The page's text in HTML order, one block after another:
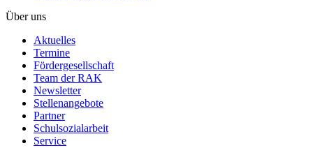
Über uns
Aktuelles
Termine
Fördergesellschaft
Team der RAK
Newsletter
Stellenangebote
Partner
Schulsozialarbeit
Service